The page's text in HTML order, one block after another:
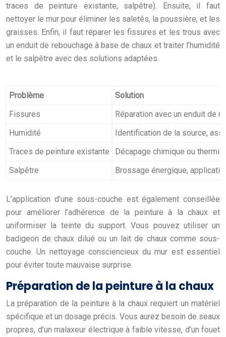
traces de peinture existante, salpêtre). Ensuite, il faut
nettoyer le mur pour éliminer les saletés, la poussière, et les
graisses. Enfin, il faut réparer les fissures et les trous avec
un enduit de rebouchage à base de chaux et traiter l’humidité
et le salpêtre avec des solutions adaptées.
Problème
Solution
Fissures
Réparation avec un enduit de
Humidité
Identification de la source,
Traces de peinture existante
Décapage chimique ou
Salpêtre
Brossage énergique,
L’application d’une sous-couche est également conseillée
pour améliorer l’adhérence de la peinture à la chaux et
uniformiser la teinte du support. Vous pouvez utiliser un
badigeon de chaux dilué ou un lait de chaux comme sous-
couche. Un nettoyage consciencieux du mur est essentiel
pour éviter toute mauvaise surprise.
Préparation de la peinture à la chaux
La préparation de la peinture à la chaux requiert un matériel
spécifique et un dosage précis. Vous aurez besoin de seaux
propres, d’un malaxeur électrique à faible vitesse, d’un fouet